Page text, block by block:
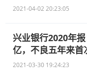
2021-04-02 20:23:05
兴业银行2020年
亿，不良五年来首
2021-03-30 19:24:23